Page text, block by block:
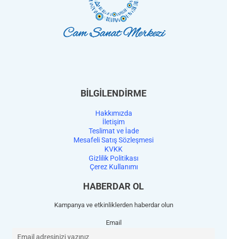
BİLGİLENDİRME
Hakkımızda
İletişim
Teslimat ve İade
Mesafeli Satış Sözleşmesi
KVKK
Gizlilik Politikası
Çerez Kullanımı
HABERDAR OL
Kampanya ve etkinliklerden haberdar olun
Email